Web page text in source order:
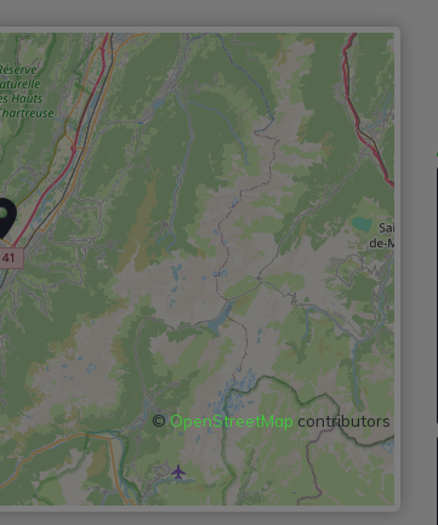
©OpenStreetMap contributors